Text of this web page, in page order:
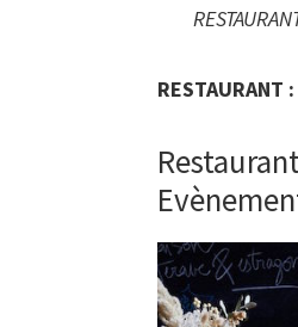
RESTAURANT :